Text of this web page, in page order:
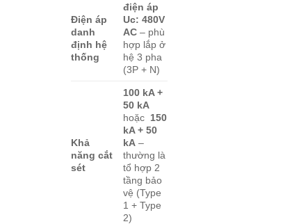
Điện áp
danh
định hệ
thống
điện áp
Uc: 480V
AC – phù
hợp lắp ở
hệ 3 pha
(3P + N)
Khả
năng cắt
sét
100 kA +
50 kA
hoặc 150
kA + 50
kA –
thường là
tổ hợp 2
tầng bảo
vệ (Type
1 + Type
2)